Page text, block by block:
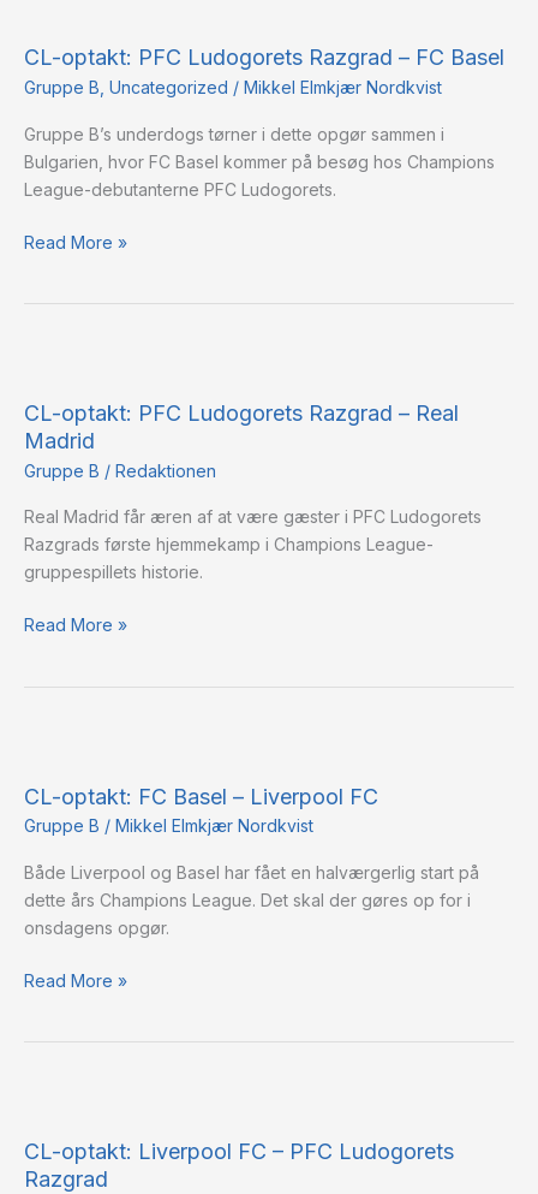
CL-optakt: PFC Ludogorets Razgrad – FC Basel
Gruppe B Uncategorized / Mikkel Elmkjær Nordkvist
Gruppe B’s underdogs tørner i dette opgør sammen i
Bulgarien, hvor FC Basel kommer på besøg hos Champions
League-debutanterne PFC Ludogorets.
PFC
Ludogorets
–
FC
Basel
Read More »
CL-optakt: PFC Ludogorets Razgrad – Real
Madrid
Gruppe B / Redaktionen
Real Madrid får æren af at være gæster i PFC Ludogorets
Razgrads første hjemmekamp i Champions League-
gruppespillets historie.
PFC
Ludogorets
Razgrad
Real
Madrid
Read More »
CL-optakt: FC Basel – Liverpool FC
Gruppe B / Mikkel Elmkjær Nordkvist
Både Liverpool og Basel har fået en halværgerlig start på
dette års Champions League. Det skal der gøres op for i
onsdagens opgør.
FC
Basel
Liverpool
FC
Read More »
CL-optakt: Liverpool FC – PFC Ludogorets
Razgrad
Liverpool
FC